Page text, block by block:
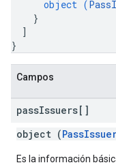
object (
}
]
}
Campos
passIssuers[]
object (
Es la información